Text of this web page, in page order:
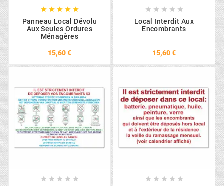
    
Panneau Local Dévolu
Aux Seules Ordures
Ménagères
15,60 €
    
Local Interdit Aux
Encombrants
15,60 €
         